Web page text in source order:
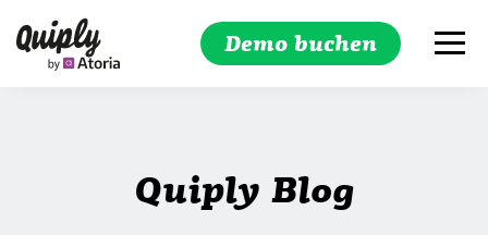
Demo buchen
Quiply Blog